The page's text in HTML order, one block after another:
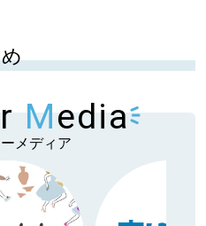
Media
メディア